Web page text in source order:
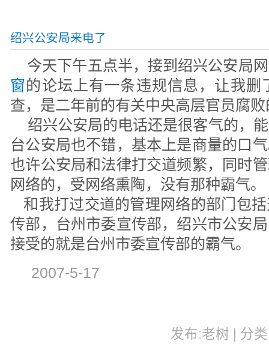
绍兴公安局来电了
今天下午五点半，接到绍兴公安局
窗的论坛上有一条违规信息，让我删
查，是二年前的有关中央高层官员腐
绍兴公安局的电话还是很客气的，
台公安局也不错，基本上是商量的口
也许公安局和法律打交道频繁，同时
网络的，受网络熏陶，没有那种霸气。
和我打过交道的管理网络的部门包
传部，台州市委宣传部，绍兴市公安
接受的就是台州市委宣传部的霸气。
2007-5-17
发布:老树 | 分